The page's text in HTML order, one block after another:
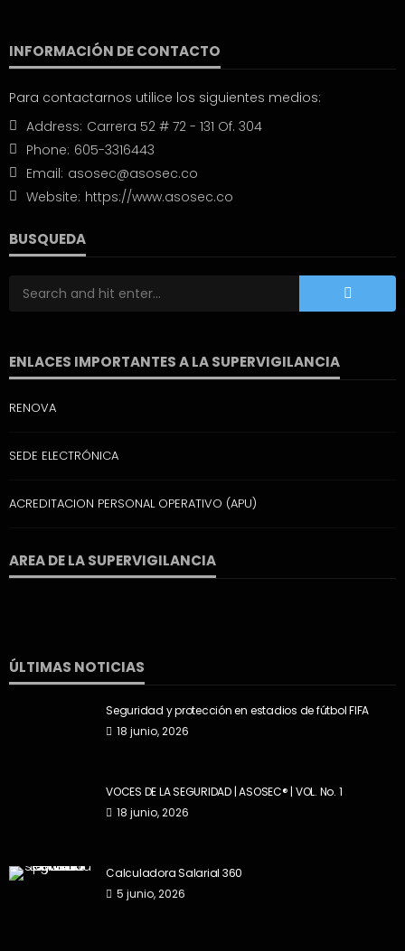
INFORMACIÓN DE CONTACTO
Para contactarnos utilice los siguientes medios:
Address: Carrera 52 # 72 - 131 Of. 304
Phone: 605-3316443
Email: asosec@asosec.co
Website: https://www.asosec.co
BUSQUEDA
ENLACES IMPORTANTES A LA SUPERVIGILANCIA
RENOVA
SEDE ELECTRÓNICA
ACREDITACION PERSONAL OPERATIVO (APU)
AREA DE LA SUPERVIGILANCIA
ÚLTIMAS NOTICIAS
Seguridad y protección en estadios de fútbol FIFA
18 junio, 2026
VOCES DE LA SEGURIDAD | ASOSEC® | VOL. No. 1
18 junio, 2026
Calculadora Salarial 360
5 junio, 2026